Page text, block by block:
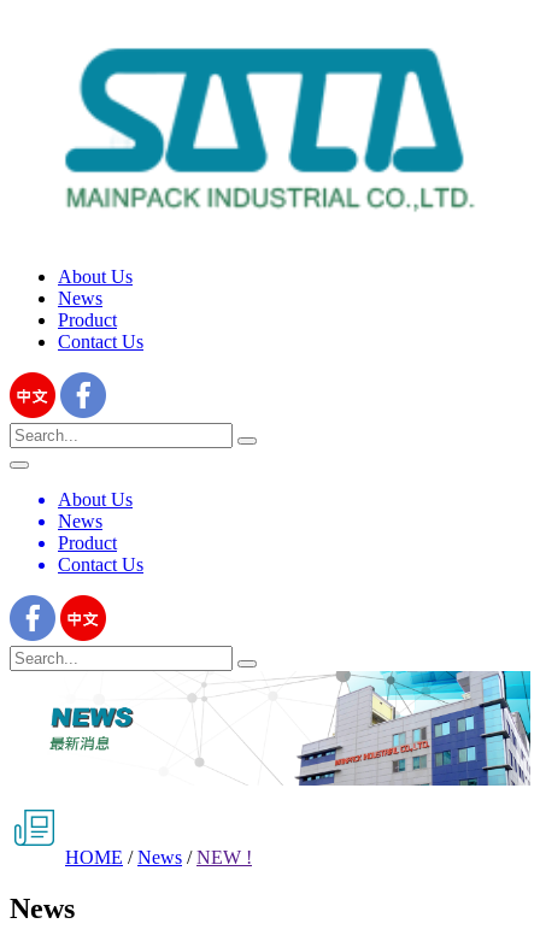
About Us
News
Product
Contact Us
About Us
News
Product
Contact Us
HOME /News /NEW !
News